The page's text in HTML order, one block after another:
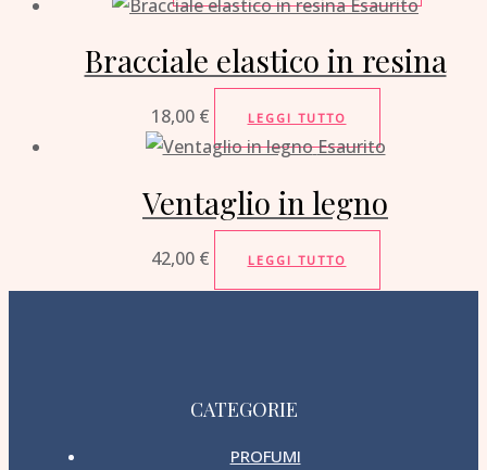
Esaurito
Bracciale elastico in resina
18,00 € LEGGI TUTTO
Esaurito
Ventaglio in legno
42,00 € LEGGI TUTTO
CATEGORIE
PROFUMI